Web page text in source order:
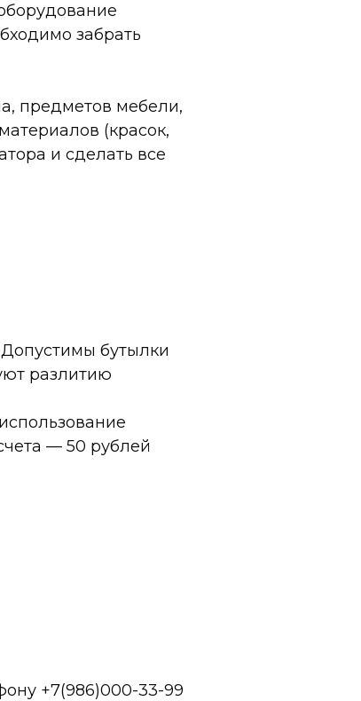
забрать
предметов мебели,
(красок,
и сделать все
бутылки
разлитию
— 50 рублей
+7(986)000-33-99